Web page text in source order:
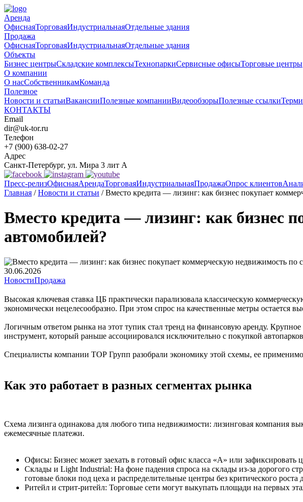
Аренда
ОфиснаяТорговаяИндустриальнаяОтдельные здания
Продажа
ОфиснаяТорговаяИндустриальнаяОтдельные здания
Объекты
Бизнес центрыСкладские комплексыТехнопаркиСервисные офисыТорговые центры
О компании
О насСобственникамКоманда
Полезное
Новости и статьиВакансииПолезные компанииВидеообзорыПолезные ссылки
КОНТАКТЫ
Email
dir@uk-tor.ru
Телефон
+7 (900) 638-02-27
Адрес
Санкт-Петербург, ул. Мира 3 лит А
Пресс-релизОфиснаяАрендаТорговаяИндустриальнаяПродажаОпрос клиентов
Главная /Новости и статьи /Вместо кредита — лизинг: как бизнес покупает
Вместо кредита — лизинг: как бизнес
автомобилей?
30.06.2026
НовостиПродажа
Высокая ключевая ставка ЦБ практически парализовала классическую
экономически нецелесообразно. При этом спрос на качественные метры остается
Логичным ответом рынка на этот тупик стал тренд на финансовую аренду.
инструмент, который раньше ассоциировался исключительно с покупкой
Специалисты компании ТОР Групп разобрали экономику этой схемы, ее
Как это работает в разных сегментах рынка
Схема лизинга одинакова для любого типа недвижимости: лизинговая компания
ежемесячные платежи.
Офисы: Бизнес может заехать в готовый офис класса «А» или зафиксировать
Склады и Light Industrial: На фоне падения спроса на склады из-за дорогого
готовые блоки под цеха и распределительные центры без критического роста
Ритейл и стрит-ритейл: Торговые сети могут выкупать площади на первых